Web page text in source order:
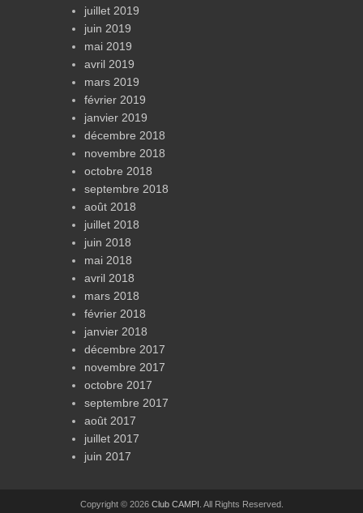
juillet 2019
juin 2019
mai 2019
avril 2019
mars 2019
février 2019
janvier 2019
décembre 2018
novembre 2018
octobre 2018
septembre 2018
août 2018
juillet 2018
juin 2018
mai 2018
avril 2018
mars 2018
février 2018
janvier 2018
décembre 2017
novembre 2017
octobre 2017
septembre 2017
août 2017
juillet 2017
juin 2017
Copyright © 2026 Club CAMPI . All Rights Reserved.